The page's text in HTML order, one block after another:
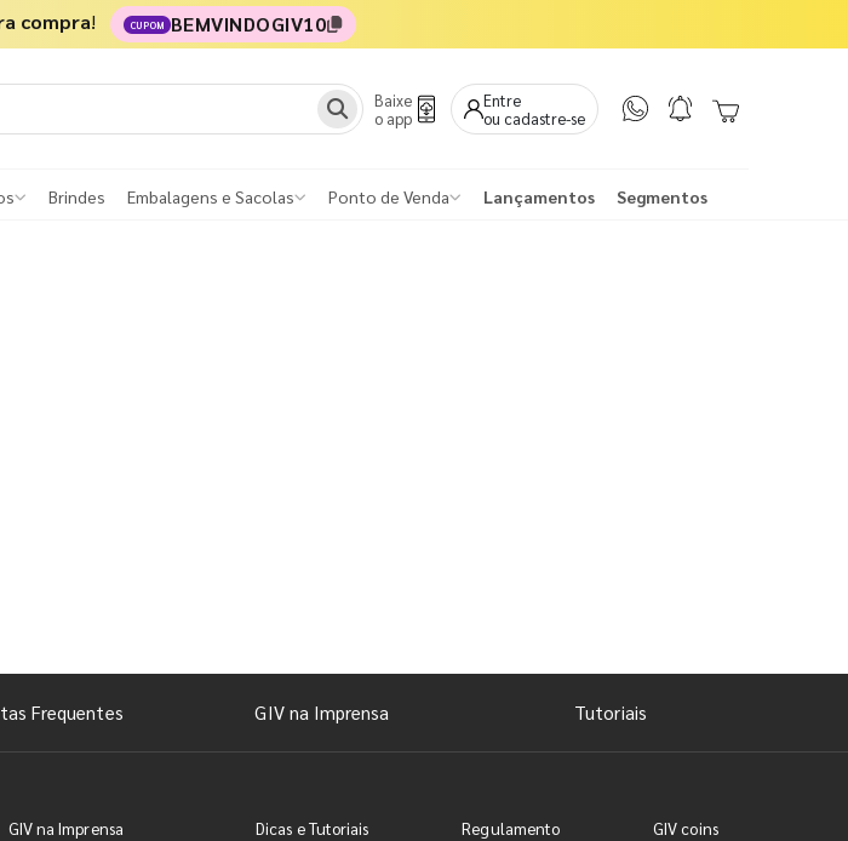
compra! CUPOM BEMVINDOGIV10
Baixe
o app
Entre
ou cadastre-se
Brindes Embalagens e Sacolas Ponto de Venda Lançamentos Segmentos
Frequentes GIV na Imprensa Tutoriais
GIV na Imprensa Dicas e Tutoriais Regulamento
GIV coins